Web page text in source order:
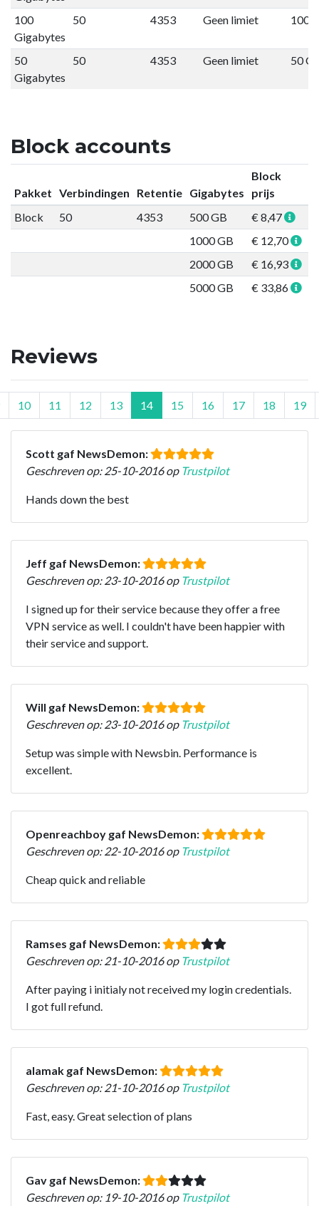
100
Gigabytes
50 4353 Geen limiet 100
50
Gigabytes
50 4353 Geen limiet 50
Block accounts
Pakket Verbindingen Retentie Gigabytes
Block
prijs
Block
50 4353 500 GB € 8,47
1000 GB
€ 12,70
2000 GB
€ 16,93
5000 GB
€ 33,86
Reviews
10 11 12 13 14 15 16 17 18 19
Scott gaf NewsDemon:
Geschreven op: 25-10-2016 op Trustpilot
Hands down the best
Jeff gaf NewsDemon:
Geschreven op: 23-10-2016 op Trustpilot
I signed up for their service because they offer a free
VPN service as well. I couldn't have been happier with
their service and support.
Will gaf NewsDemon:
Geschreven op: 23-10-2016 op Trustpilot
Setup was simple with Newsbin. Performance is
excellent.
Openreachboy gaf NewsDemon:
Geschreven op: 22-10-2016 op Trustpilot
Cheap quick and reliable
Ramses gaf NewsDemon:
Geschreven op: 21-10-2016 op Trustpilot
After paying i initialy not received my login credentials.
I got full refund.
alamak gaf NewsDemon:
Geschreven op: 21-10-2016 op Trustpilot
Fast, easy. Great selection of plans
Gav gaf NewsDemon:
Geschreven op: 19-10-2016 op Trustpilot